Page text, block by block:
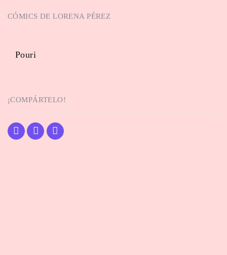
CÓMICS DELORENA PÉREZ
Pouri
¡COMPÁRTELO!